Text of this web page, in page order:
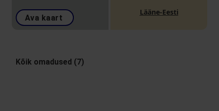
Ava kaart
Lääne-Eesti
Kõik omadused (7)